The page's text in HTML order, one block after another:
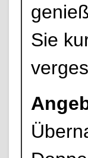
Sie